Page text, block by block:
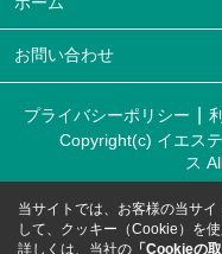
お問い合わせ
プライバシーポリシー
Copyright(c) イエス
ス
当サイトでは、お客様の当サ
して、クッキー（Cookie）を使
詳しくは、当社の 「Cookieの